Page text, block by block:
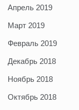
Апрель 2019
Март 2019
Февраль 2019
Декабрь 2018
Ноябрь 2018
Октябрь 2018